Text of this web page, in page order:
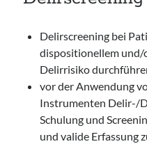
Delirscreening bei
dispositionellem
Delirrisiko
vor der Anwendung
Instrumenten Delir-/
Schulung und
und valide Erfassung